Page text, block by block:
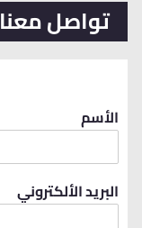
تواصل معنا
الأسم
البريد الألكتروني